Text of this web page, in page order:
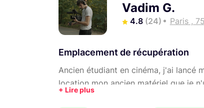
Vadim G.
4.8 (24) Paris ,
Emplacement de récupération
Ancien étudiant en cinéma, j'ai lancé
location mon ancien matériel que je